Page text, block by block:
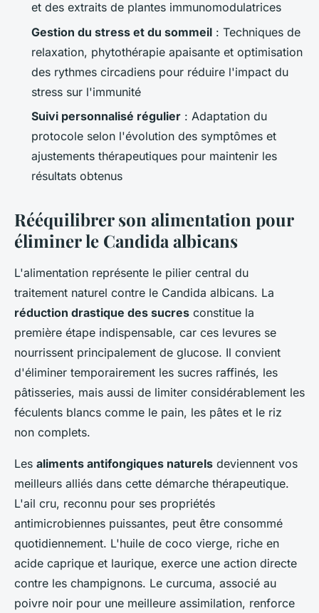
et des extraits de plantes immunomodulatrices
Gestion du stress et du sommeil : Techniques de
relaxation, phytothérapie apaisante et optimisation
des rythmes circadiens pour réduire l'impact du
stress sur l'immunité
Suivi personnalisé régulier : Adaptation du
protocole selon l'évolution des symptômes et
ajustements thérapeutiques pour maintenir les
résultats obtenus
Rééquilibrer son alimentation pour
éliminer le Candida albicans
L'alimentation représente le pilier central du
traitement naturel contre le Candida albicans. La
réduction drastique des sucres constitue la
première étape indispensable, car ces levures se
nourrissent principalement de glucose. Il convient
d'éliminer temporairement les sucres raffinés, les
pâtisseries, mais aussi de limiter considérablement les
féculents blancs comme le pain, les pâtes et le riz
non complets.
Les aliments antifongiques naturels deviennent vos
meilleurs alliés dans cette démarche thérapeutique.
L'ail cru, reconnu pour ses propriétés
antimicrobiennes puissantes, peut être consommé
quotidiennement. L'huile de coco vierge, riche en
acide caprique et laurique, exerce une action directe
contre les champignons. Le curcuma, associé au
poivre noir pour une meilleure assimilation, renforce